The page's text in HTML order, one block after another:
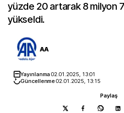
yüzde 20 artarak 8 milyon
yükseldi.
AA
Yayınlanma02.01.2025, 13:01
Güncellenme02.01.2025, 13:15
Paylaş